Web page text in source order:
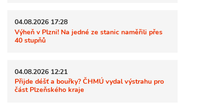
04.08.2026 17:28
Výheň v Plzni! Na jedné ze stanic naměřili přes
40 stupňů
04.08.2026 12:21
Přijde déšť a bouřky? ČHMÚ vydal výstrahu pro
část Plzeňského kraje